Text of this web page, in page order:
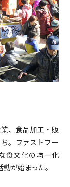
、食品加工・販
。ファストフー
食文化の均一化
が始まった。